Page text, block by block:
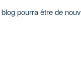
pourra être de